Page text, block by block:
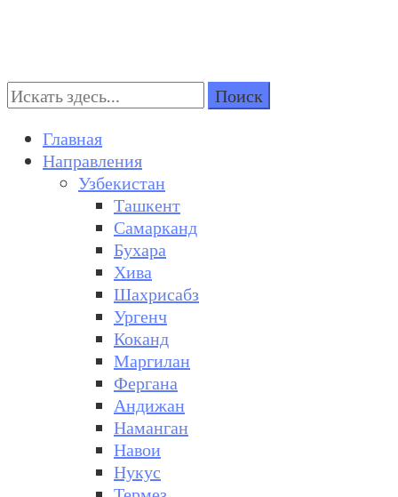
Turkestan Travel
Discover Central Asia
Поиск:
Главная
Направления
Узбекистан
Ташкент
Самарканд
Бухара
Хива
Шахрисабз
Ургенч
Коканд
Маргилан
Фергана
Андижан
Наманган
Навои
Нукус